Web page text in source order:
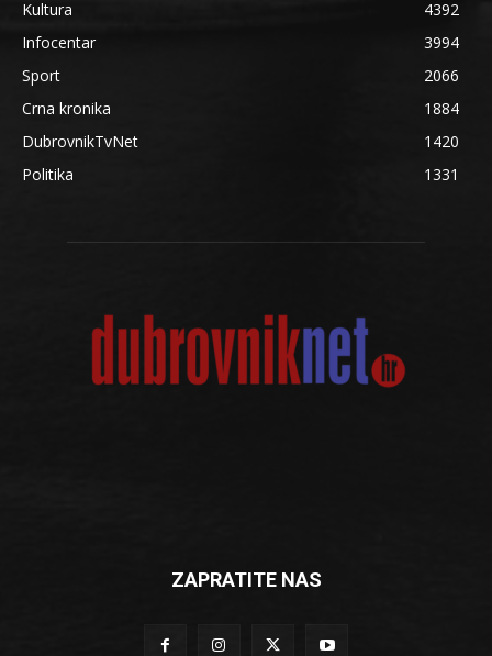
Kultura
4392
Infocentar
3994
Sport
2066
Crna kronika
1884
DubrovnikTvNet
1420
Politika
1331
ZAPRATITE NAS